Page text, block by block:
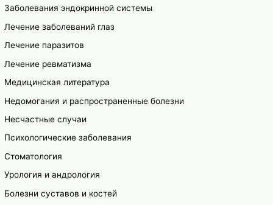
Заболевания эндокринной системы
Лечение заболеваний глаз
Лечение паразитов
Лечение ревматизма
Медицинская литература
Недомогания и распространенные болезни
Несчастные случаи
Психологические заболевания
Стоматология
Урология и андрология
Болезни суставов и костей